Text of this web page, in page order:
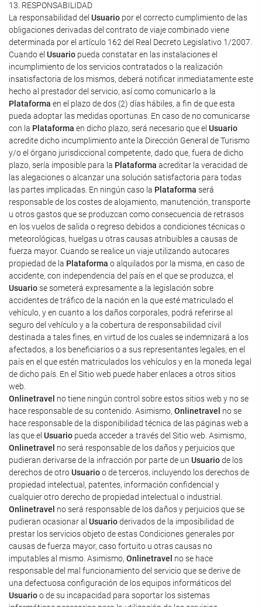
13. RESPONSABILIDAD
La responsabilidad del Usuario por el correcto cumplimiento de las
obligaciones derivadas del contrato de viaje combinado viene
determinada por el artículo 162 del Real Decreto Legislativo 1/2007.
Cuando el Usuario pueda constatar en las instalaciones el
incumplimiento de los servicios contratados o la realización
insatisfactoria de los mismos, deberá notificar inmediatamente este
hecho al prestador del servicio, así como comunicarlo a la
Plataforma en el plazo de dos (2) días hábiles, a fin de que esta
pueda adoptar las medidas oportunas. En caso de no comunicarse
con la Plataforma en dicho plazo, será necesario que el Usuario
acredite dicho incumplimiento ante la Dirección General de Turismo
y/o el órgano jurisdiccional competente, dado que, fuera de dicho
plazo, sería imposible para la Plataforma acreditar la veracidad de
las alegaciones o alcanzar una solución satisfactoria para todas
las partes implicadas. En ningún caso la Plataforma será
responsable de los costes de alojamiento, manutención, transporte
u otros gastos que se produzcan como consecuencia de retrasos
en los vuelos de salida o regreso debidos a condiciones técnicas o
meteorológicas, huelgas u otras causas atribuibles a causas de
fuerza mayor. Cuando se realice un viaje utilizando autocares
propiedad de la Plataforma o alquilados por la misma, en caso de
accidente, con independencia del país en el que se produzca, el
Usuariose someterá expresamente a la legislación sobre
accidentes de tráfico de la nación en la que esté matriculado el
vehículo, y en cuanto a los daños corporales, podrá referirse al
seguro del vehículo y a la cobertura de responsabilidad civil
destinada a tales fines, en virtud de los cuales se indemnizará a los
afectados, a los beneficiarios o a sus representantes legales, en el
país en el que estén matriculados los vehículos y en la moneda legal
de dicho país. En el Sitio web puede haber enlaces a otros sitios
web.
Onlinetravel no tiene ningún control sobre estos sitios web y no se
hace responsable de su contenido. Asimismo, Onlinetravel no se
hace responsable de la disponibilidad técnica de las páginas web a
las que el Usuario pueda acceder a través del Sitio web. Asimismo,
Onlinetravel no será responsable de los daños y perjuicios que
pudieran derivarse de la infracción por parte de un Usuariode los
derechos de otroUsuarioo de terceros, incluyendo los derechos de
propiedad intelectual, patentes, información confidencial y
cualquier otro derecho de propiedad intelectual o industrial.
Onlinetravel no será responsable de los daños y perjuicios que se
pudieran ocasionar al Usuarioderivados de la imposibilidad de
prestar los servicios objeto de estas Condiciones generales por
causas de fuerza mayor, caso fortuito u otras causas no
imputables al mismo. Asimismo, Onlinetravel no se hace
responsable del mal funcionamiento del servicio que se derive de
una defectuosa configuración de los equipos informáticos del
Usuarioo de su incapacidad para soportar los sistemas